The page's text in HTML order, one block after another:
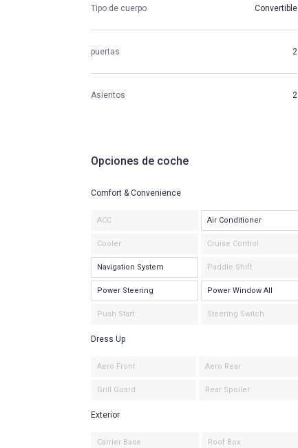
Tipo de cuerpo Convertible
puertas 2
Asientos 2
Opciones de coche
Comfort & Convenience
ACC Air Conditioner
Cooler Cruise Control
Navigation System Paddle Shift
Power Steering Power Window All
Push Start Steering Switch
Dress Up
Aero Front Aero Rear
Grill Guard Rear Spoiler
Exterior
Carrier Base Roof Box